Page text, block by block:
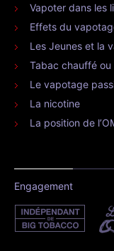
Vapoter dans les
Effets du
Les Jeunes et la
Tabac chauffé
Le vapotage
La nicotine
La position de
Engagement